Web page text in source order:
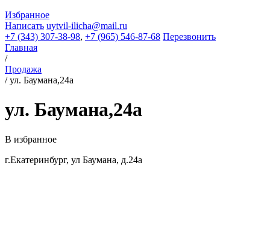
Избранное
Написать uytvil-ilicha@mail.ru
+7 (343) 307-38-98, +7 (965) 546-87-68 Перезвонить
Главная
/
Продажа
/ул. Баумана,24а
ул. Баумана,24а
В избранное
г.Екатеринбург, ул Баумана, д.24а